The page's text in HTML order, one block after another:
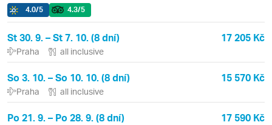
4.0/5 4.3/5
St 30. 9. – St 7. 10. (8 dní) 17 205 Kč
Praha all inclusive
So 3. 10. – So 10. 10. (8 dní) 15 570 Kč
Praha all inclusive
Po 21. 9. – Po 28. 9. (8 dní) 17 590 Kč